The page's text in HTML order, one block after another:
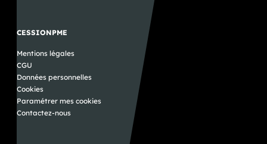
CESSIONPME
Mentions légales
CGU
Données personnelles
Cookies
Paramétrer mes cookies
Contactez-nous